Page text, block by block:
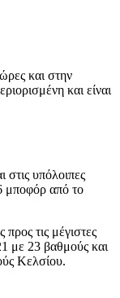
και στην
και είναι
στις υπόλοιπες
μποφόρ από το
τις μέγιστες
με 23 βαθμούς και
Κελσίου.